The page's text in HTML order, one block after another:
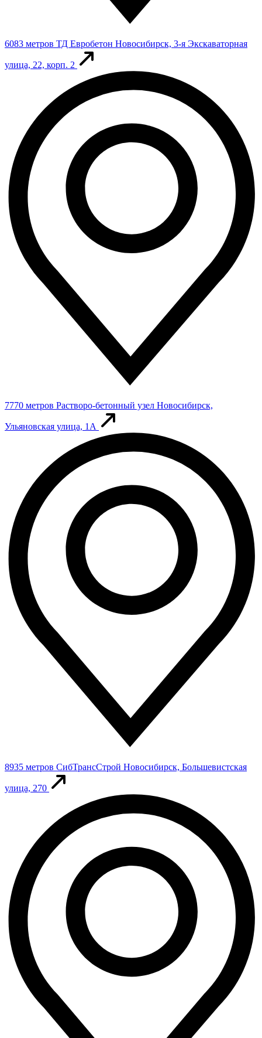
6083 метров ТД Евробетон Новосибирск, 3-я Экскаваторная
улица, 22, корп. 2
7770 метров Растворо-бетонный узел Новосибирск,
Ульяновская улица, 1А
8935 метров СибТрансСтрой Новосибирск, Большевистская
улица, 270